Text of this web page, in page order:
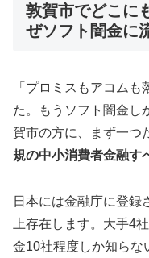
敦賀市でどこに
ぜソフト闇金に
「プロミスもアコム
た。もうソフト闇金
賀市の方に、まず一つ
規の中小消費者金融す
日本には金融庁に登録
上存在します。大手4
金10社程度しか知らな